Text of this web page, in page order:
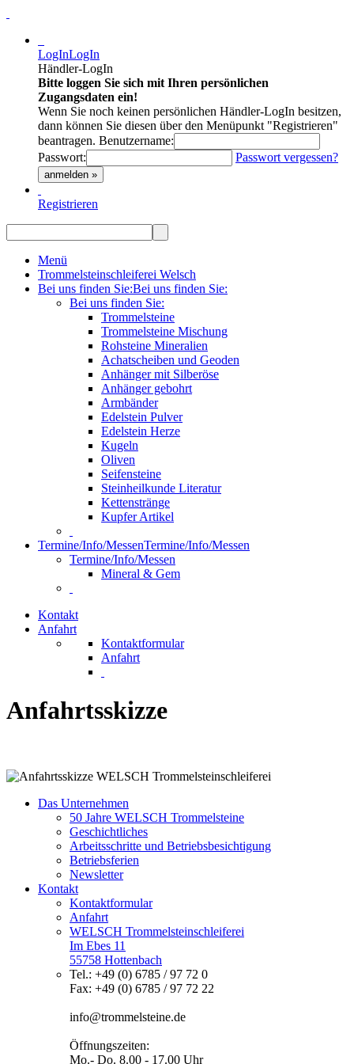
LogInLogIn
Händler-LogIn
Bitte loggen Sie sich mit Ihren persönlichen
Zugangsdaten ein!
Wenn Sie noch keinen persönlichen Händler-LogIn besitzen,
dann können Sie diesen über den Menüpunkt "Registrieren"
beantragen. Benutzername:
Passwort:
Passwort vergessen?
anmelden »
Registrieren
Menü
Trommelsteinschleiferei Welsch
Bei uns finden Sie:Bei uns finden Sie:
Bei uns finden Sie:
Trommelsteine
Trommelsteine Mischung
Rohsteine Mineralien
Achatscheiben und Geoden
Anhänger mit Silberöse
Anhänger gebohrt
Armbänder
Edelstein Pulver
Edelstein Herze
Kugeln
Oliven
Seifensteine
Steinheilkunde Literatur
Kettenstränge
Kupfer Artikel
Termine/Info/MessenTermine/Info/Messen
Termine/Info/Messen
Mineral & Gem
Kontakt
Anfahrt
Kontaktformular
Anfahrt
Anfahrtsskizze
Das Unternehmen
50 Jahre WELSCH Trommelsteine
Geschichtliches
Arbeitsschritte und Betriebsbesichtigung
Betriebsferien
Newsletter
Kontakt
Kontaktformular
Anfahrt
WELSCH Trommelsteinschleiferei
Im Ebes 11
55758 Hottenbach
Tel.: +49 (0) 6785 / 97 72 0
Fax: +49 (0) 6785 / 97 72 22
info@trommelsteine.de
Öffnungszeiten:
Mo.- Do. 8.00 - 17.00 Uhr